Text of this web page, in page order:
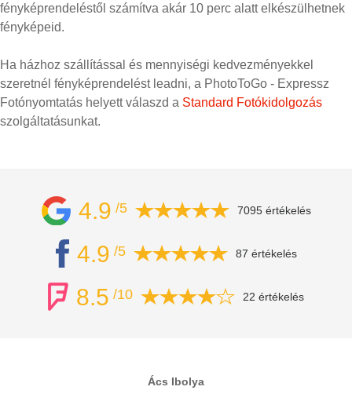
fényképrendeléstől számítva akár 10 perc alatt elkészülhetnek
fényképeid.
Ha házhoz szállítással és mennyiségi kedvezményekkel
szeretnél fényképrendelést leadni, a PhotoToGo - Expressz
Fotónyomtatás helyett válaszd a Standard Fotókidolgozás
szolgáltatásunkat.
4.9 /5 7095 értékelés
4.9 /5 87 értékelés
8.5 /10 22 értékelés
Ács Ibolya